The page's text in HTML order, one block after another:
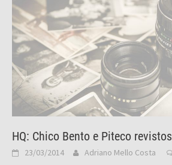
HQ: Chico Bento e Piteco revistos
23/03/2014 Adriano Mello Costa